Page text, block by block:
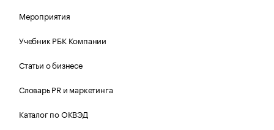
Мероприятия
Учебник РБК Компании
Статьи о бизнесе
Словарь PR и маркетинга
Каталог по ОКВЭД